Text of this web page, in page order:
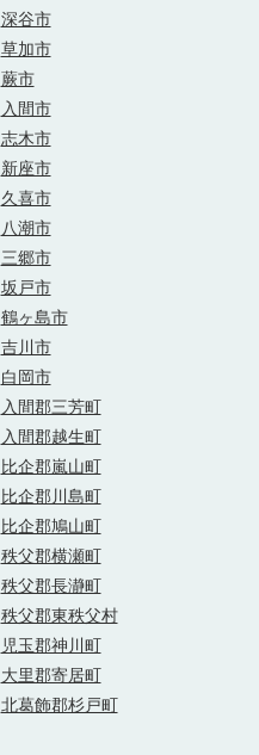
深谷市
草加市
蕨市
入間市
志木市
新座市
久喜市
八潮市
三郷市
坂戸市
鶴ヶ島市
吉川市
白岡市
入間郡三芳町
入間郡越生町
比企郡嵐山町
比企郡川島町
比企郡鳩山町
秩父郡横瀬町
秩父郡長瀞町
秩父郡東秩父村
児玉郡神川町
大里郡寄居町
北葛飾郡杉戸町